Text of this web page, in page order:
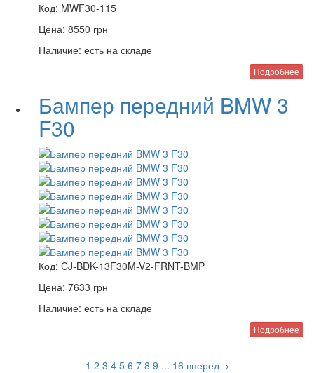
Код: MWF30-115
Цена: 8550 грн
Наличие: есть на складе
Подробнее
Бампер передний BMW 3
F30
Код: CJ-BDK-13F30M-V2-FRNT-BMP
Цена: 7633 грн
Наличие: есть на складе
Подробнее
1 2 3 4 5 6 7 8 9 ... 16 вперед→